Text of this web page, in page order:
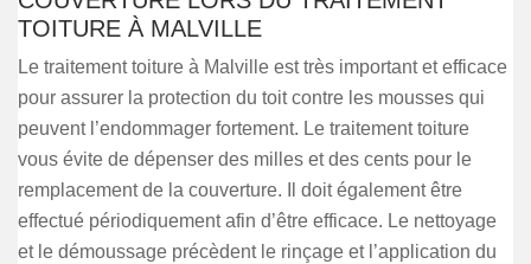
TOITURE À MALVILLE
Le traitement toiture à Malville est très important et efficace
pour assurer la protection du toit contre les mousses qui
peuvent l’endommager fortement. Le traitement toiture
vous évite de dépenser des milles et des cents pour le
remplacement de la couverture. Il doit également être
effectué périodiquement afin d’être efficace. Le nettoyage
et le démoussage précèdent le rinçage et l’application du